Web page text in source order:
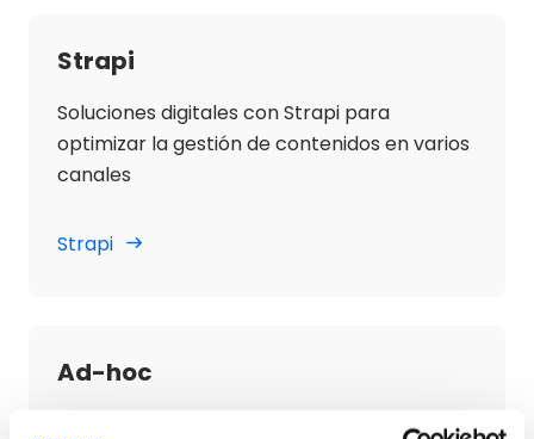
Strapi
Soluciones digitales con Strapi para
optimizar la gestión de contenidos en varios
canales
Strapi
Ad-hoc
Ofrecemos soluciones digitales ad-hoc